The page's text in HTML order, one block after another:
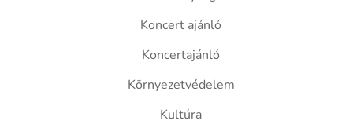
Koncert ajánló
Koncertajánló
Környezetvédelem
Kultúra